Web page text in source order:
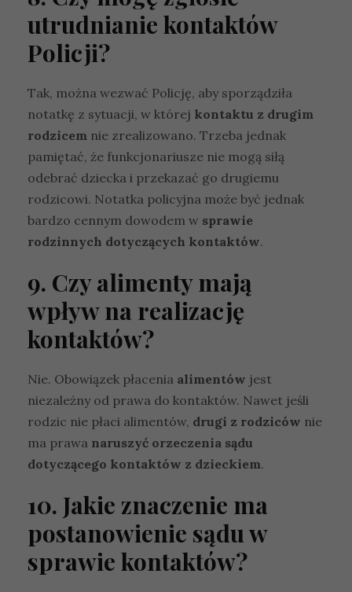
utrudnianie kontaktów
Policji?
Tak, można wezwać Policję, aby sporządziła
notatkę z sytuacji, w której kontaktu z drugim
rodzicem nie zrealizowano. Trzeba jednak
pamiętać, że funkcjonariusze nie mogą siłą
odebrać dziecka i przekazać go drugiemu
rodzicowi. Notatka policyjna może być jednak
bardzo cennym dowodem w sprawie
rodzinnych dotyczących kontaktów.
9. Czy alimenty mają
wpływ na realizację
kontaktów?
Nie. Obowiązek płacenia alimentów jest
niezależny od prawa do kontaktów. Nawet jeśli
rodzic nie płaci alimentów, drugi z rodziców nie
ma prawa naruszyć orzeczenia sądu
dotyczącego kontaktów z dzieckiem.
10. Jakie znaczenie ma
postanowienie sądu w
sprawie kontaktów?
r
n
e
w
ej
.
t
a
t
s
y
k
a
ś
y
m
o
li
o
p
r
w